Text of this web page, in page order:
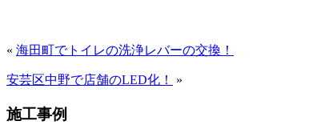
« 海田町でトイレの洗浄レバーの交換！
安芸区中野で店舗のLED化！ »
施工事例